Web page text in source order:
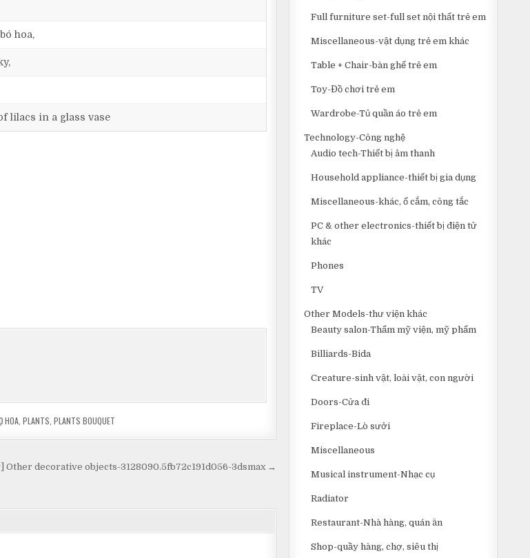
hoa,
lilacs in a glass vase
HOA ,PLANTS ,PLANTS BOUQUET
Other decorative objects-3128090.5fb72c191d056-3dsmax →
Full furniture set-full set nội thất trẻ em
Miscellaneous-vật dụng trẻ em khác
Table + Chair-bàn ghế trẻ em
Toy-Đồ chơi trẻ em
Wardrobe-Tủ quần áo trẻ em
Technology-Công nghệ
Audio tech-Thiết bị âm thanh
Household appliance-thiết bị gia dụng
Miscellaneous-khác, ổ cắm, công tắc
PC & other electronics-thiết bị điện tử
khác
Phones
TV
Other Models-thư viện khác
Beauty salon-Thẩm mỹ viện, mỹ phẩm
Billiards-Bida
Creature-sinh vật, loài vật, con người
Doors-Cửa đi
Fireplace-Lò sưởi
Miscellaneous
Musical instrument-Nhạc cụ
Radiator
Restaurant-Nhà hàng, quán ăn
Shop-quầy hàng, chợ, siêu thị